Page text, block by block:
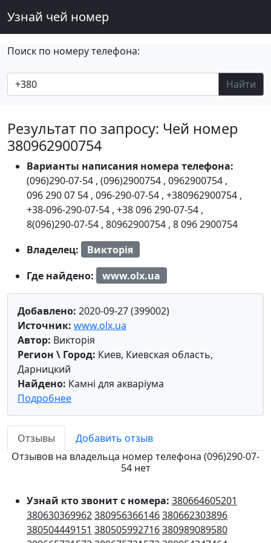
Узнай чей номер
Поиск по номеру телефона:
Найти
Результат по запросу: Чей номер
380962900754
Варианты написания номера телефона:
(096)290-07-54 , (096)2900754 , 0962900754 ,
096 290 07 54 , 096-290-07-54 , +380962900754 ,
+38-096-290-07-54 , +38 096 290-07-54 ,
8(096)290-07-54 , 80962900754 , 8 096 2900754
Владелец:
Викторія
Где найдено:
www.olx.ua
Добавлено: 2020-09-27 (399002)
Источник: www.olx.ua
Автор: Викторія
Регион \ Город: Киев, Киевская область,
Дарницкий
Найдено: Камні для акваріума
Подробнее
Отзывы
Добавить отзыв
Отзывов на владельца номер телефона (096)290-07-
54 нет
Узнай кто звонит с номера: 380664605201
380630369962380956366146380662303896
380504449151 380505992716380989089580